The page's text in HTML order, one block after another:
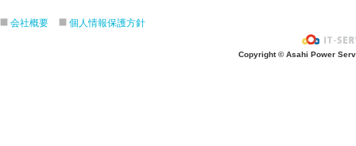
令和８年７月１６日（木）
会社概要 個人情報保護方針
Copyright © Asahi Power